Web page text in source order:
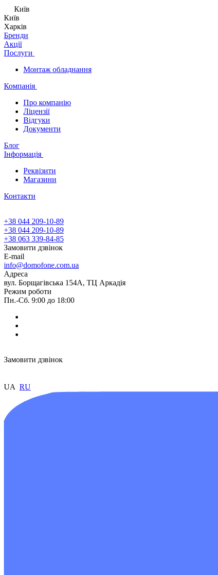
Київ
Київ
Харків
Бренди
Акції
Послуги
Монтаж обладнання
Компанія
Про компанію
Ліцензії
Відгуки
Документи
Блог
Інформація
Реквізити
Магазини
Контакти
+38 044 209-10-89
+38 044 209-10-89
+38 063 339-84-85
Замовити дзвінок
E-mail
info@domofone.com.ua
Адреса
вул. Борщагівська 154А, ТЦ Аркадія
Режим роботи
Пн.-Сб. 9:00 до 18:00
Замовити дзвінок
UA RU